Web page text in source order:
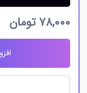
78,000تومان